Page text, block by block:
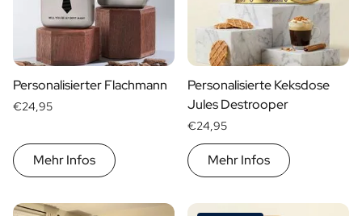
Partygeschenk
Einweihungsgeschenk
Trauergeschenk
Abschiedsgeschenk
Danke Geschenk zur Kommunion
Vatertagsgeschenk
Neujahrsgeschenk
Weihnachtsgeschenk
Personalisierter Flachmann
€24,95
Mehr Infos
Personalisierte Keksdose
Jules Destrooper
€24,95
Mehr Infos